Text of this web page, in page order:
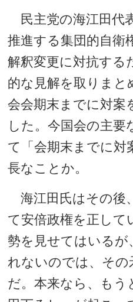
民主党の海江田代
推進する集団的自衛
解釈変更に対抗する
的な見解を取りまと
会会期末までに対案
した。今国会の主要
て「会期末までに対
長なことか。
海江田氏はその後
て安倍政権を正して
勢を見せてはいるが
れないのでは、その
だ。本来なら、もう